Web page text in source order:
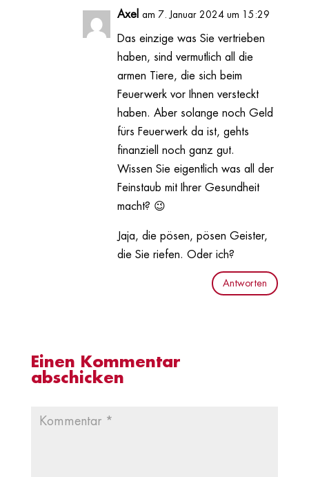
Axel am 7. Januar 2024 um 15:29
Das einzige was Sie vertrieben
haben, sind vermutlich all die
armen Tiere, die sich beim
Feuerwerk vor Ihnen versteckt
haben. Aber solange noch Geld
fürs Feuerwerk da ist, gehts
finanziell noch ganz gut.
Wissen Sie eigentlich was all der
Feinstaub mit Ihrer Gesundheit
macht? 😉
Jaja, die pösen, pösen Geister,
die Sie riefen. Oder ich?
Antworten
Einen Kommentar
abschicken